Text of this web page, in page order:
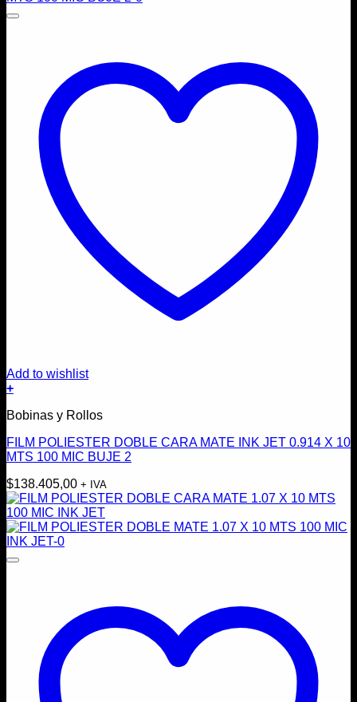
Add to wishlist
+
Bobinas y Rollos
FILM POLIESTER DOBLE CARA MATE INK JET 0.914 X 10
MTS 100 MIC BUJE 2
$138.405,00 + IVA